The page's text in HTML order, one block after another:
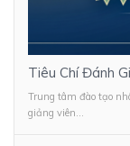
Tiêu Chí Đánh
Trung tâm đào tạo
giảng viên...